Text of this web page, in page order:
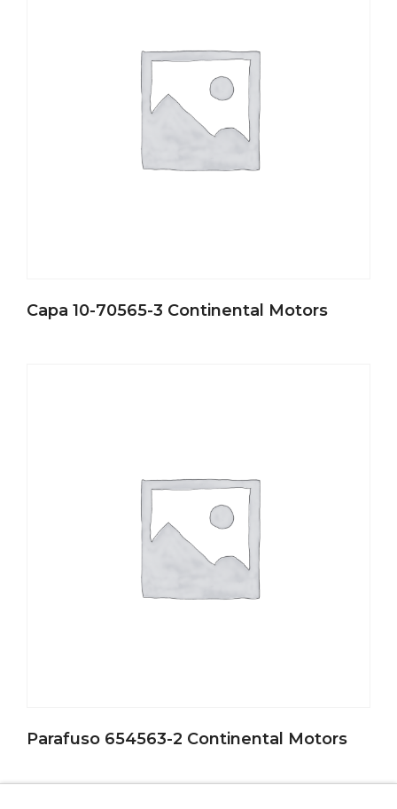
Capa 10-70565-3 Continental Motors
Parafuso 654563-2 Continental Motors